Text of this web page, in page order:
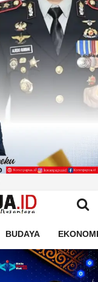
BUDAYA EKONOMI